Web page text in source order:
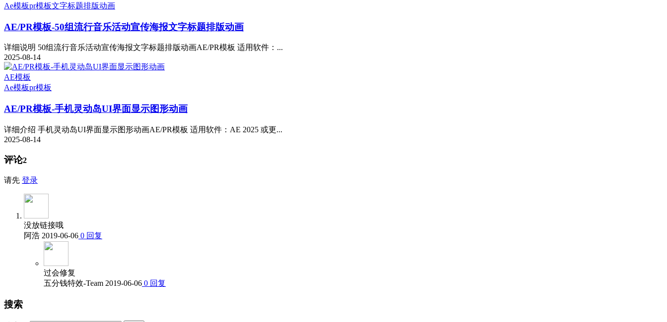
Ae模板pr模板文字标题排版动画
AE/PR模板-50组流行音乐活动宣传海报文字标题排版动画
详细说明 50组流行音乐活动宣传海报文字标题排版动画AE/PR模板 适用软件：...
2025-08-14
AE模板
Ae模板pr模板
AE/PR模板-手机灵动岛UI界面显示图形动画
详细介绍 手机灵动岛UI界面显示图形动画AE/PR模板 适用软件：AE 2025 或更...
2025-08-14
评论2
请先 登录
没放链接哦
阿浩 2019-06-06 0 回复
过会修复
五分钱特效-Team 2019-06-06 0 回复
搜索